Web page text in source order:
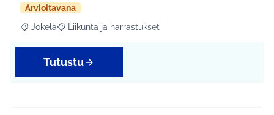
Arvioitavana
Rajaa tulokset aihepiirin mukaan: Jokela
Jokela Rajaa tulokset teeman mukaan: Liikunta ja
Liikunta ja harrastukset
Tutustu